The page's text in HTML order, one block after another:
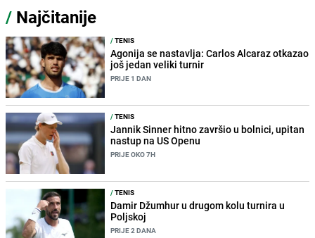
/ Najčitanije
/TENIS
Agonija se nastavlja: Carlos Alcaraz otkazao
još jedan veliki turnir
PRIJE 1 DAN
/TENIS
Jannik Sinner hitno završio u bolnici, upitan
nastup na US Openu
PRIJE OKO 7H
/TENIS
Damir Džumhur u drugom kolu turnira u
Poljskoj
PRIJE 2 DANA